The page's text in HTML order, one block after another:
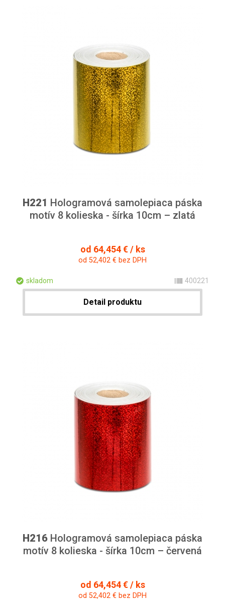
H221 Hologramová samolepiaca páska
motív 8 kolieska - šírka 10cm – zlatá
od 64,454 € / ks
od 52,402 € bez DPH
skladom 400221
Detail produktu
H216 Hologramová samolepiaca páska
motív 8 kolieska - šírka 10cm – červená
od 64,454 € / ks
od 52,402 € bez DPH